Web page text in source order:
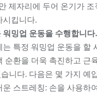
제자리에 두어 온기가
시킵니다.
워밍업 운동을 수행합니다.
는 특정 워밍업 운동을 할
순환을 더욱 촉진하고 근
니다. 다음은 몇 가지 예
운 스트레칭: 손을 사용하